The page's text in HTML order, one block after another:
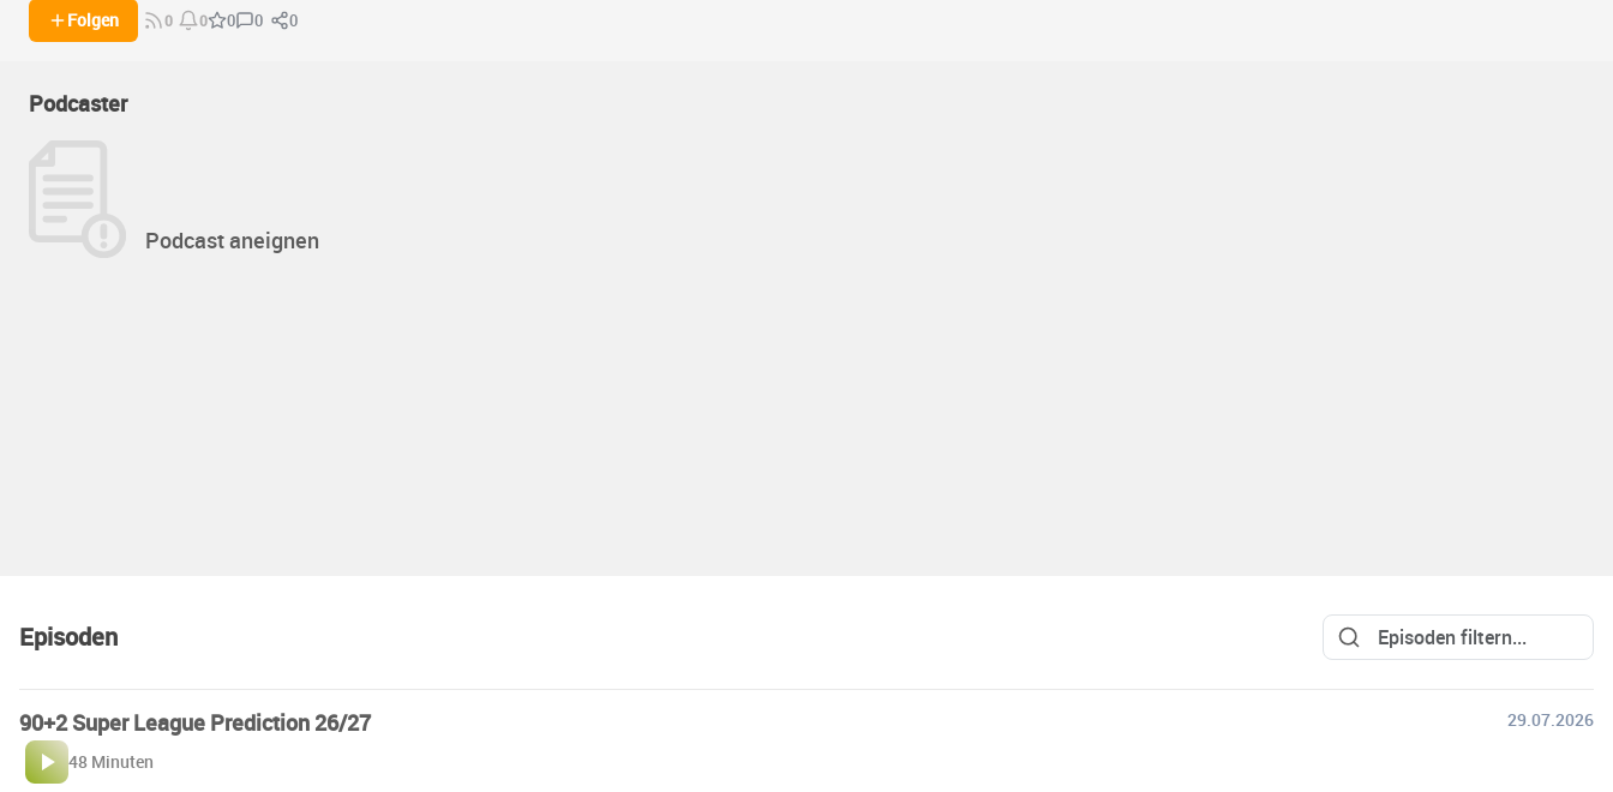
Folgen 0 0 0 0 0
Podcaster
Podcast aneignen
Episoden
90+2 Super League Prediction 26/27
29.07.2026
48 Minuten